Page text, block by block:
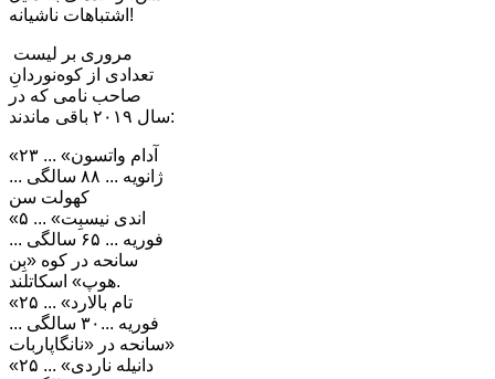
اشتباهات ناشیانه!
تعدادی از کوه‌نوردان‌ِ
صاحب نامی که در
سال ۲۰۱۹ باقی ماندند:
«آدام واتسون» ... ۲۳
ژانویه ... ۸۸ سالگی ...
کهولت سن
«اندی نیسبِت» ... ۵
فوریه ... ۶۵ سالگی ...
سانحه در کوه «بِن
هوپ» اسکاتلند.
«تام بالارد» ... ۲۵
فوریه ...۳۰ سالگی ...
سانحه در «نانگاپاربات»
«دانیله ناردی» ... ۲۵